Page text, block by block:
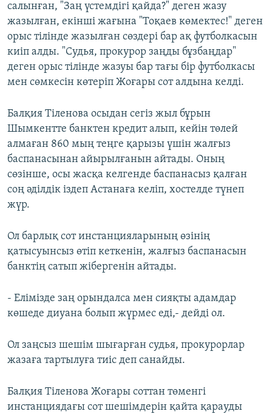
салынған, "Заң үстемдігі қайда?" деген жазу
жазылған, екінші жағына "Тоқаев көмектес!" деген
орыс тілінде жазылған сөздері бар ақ футболкасын
киіп алды. "Судья, прокурор заңды бұзбаңдар"
деген орыс тілінде жазуы бар тағы бір футболкасы
мен сөмкесін көтеріп Жоғары сот алдына келді.
Балқия Тіленова осыдан сегіз жыл бұрын
Шымкентте банктен кредит алып, кейін төлей
алмаған 860 мың теңге қарызы үшін жалғыз
баспанасынан айырылғанын айтады. Оның
сөзінше, осы жасқа келгенде баспанасыз қалған
соң әділдік іздеп Астанаға келіп, хостелде түнеп
жүр.
Ол барлық сот инстанцияларының өзінің
қатысуынсыз өтіп кеткенін, жалғыз баспанасын
банктің сатып жібергенін айтады.
- Елімізде заң орындалса мен сияқты адамдар
көшеде диуана болып жүрмес еді,- дейді ол.
Ол заңсыз шешім шығарған судья, прокурорлар
жазаға тартылуға тиіс деп санайды.
Балқия Тіленова Жоғары соттан төменгі
инстанциядағы сот шешімдерін қайта қарауды